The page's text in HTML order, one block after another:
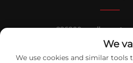
We
We use cookies and similar tools